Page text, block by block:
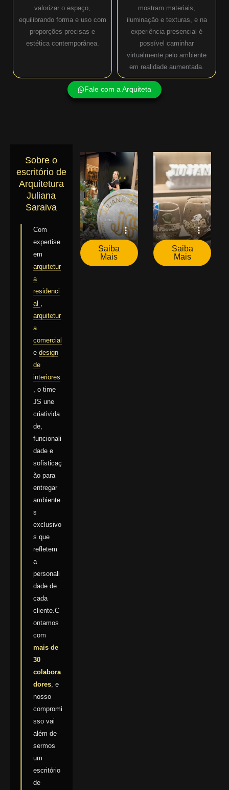
valorizar o espaço,
equilibrando forma e uso com
proporções precisas e
estética contemporânea.
mostram materiais,
iluminação e texturas, e na
experiência presencial é
possível caminhar
virtualmente pelo ambiente
em realidade aumentada.
Fale com a Arquiteta
Sobre o
escritório de
Arquitetura
Juliana
Saraiva
Com
expertise
em
arquitetur
a
residenci
al
arquitetur
a
comercial
e design
de
interiores
, o time
JS une
criativida
de,
funcionali
dade e
sofisticaç
ão para
entregar
ambiente
s
exclusivo
s que
refletem
a
personali
dade de
cada
cliente.C
ontamos
com
mais de
30
colabora
dores , e
nosso
compromi
sso vai
além de
sermos
um
escritório
de
Saiba
Mais
Saiba
Mais